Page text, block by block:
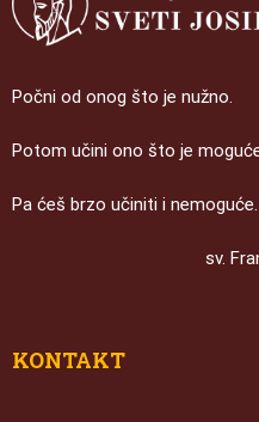
Počni od onog što je nužno.
Potom učini ono što je
Pa ćeš brzo učiniti i nemoguće.
sv.
KONTAKT